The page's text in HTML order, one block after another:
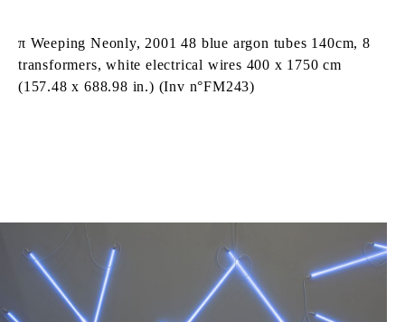
π Weeping Neonly, 2001 48 blue argon tubes 140cm, 8
transformers, white electrical wires 400 x 1750 cm
(157.48 x 688.98 in.) (Inv n°FM243)